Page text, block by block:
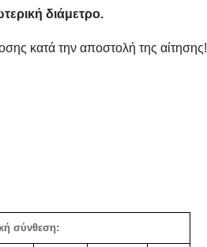
διάμετρο.
κατά την αποστολή της αίτησης!
σύνθεση: